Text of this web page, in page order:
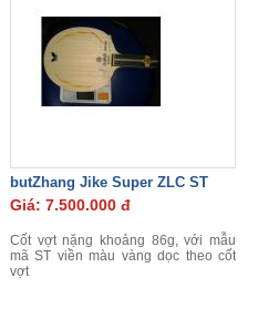
butZhang Jike Super ZLC ST
Giá: 7.500.000 đ
Cốt vợt nặng khoảng 86g, với mẫu
mã ST viền màu vàng dọc theo cốt
vợt